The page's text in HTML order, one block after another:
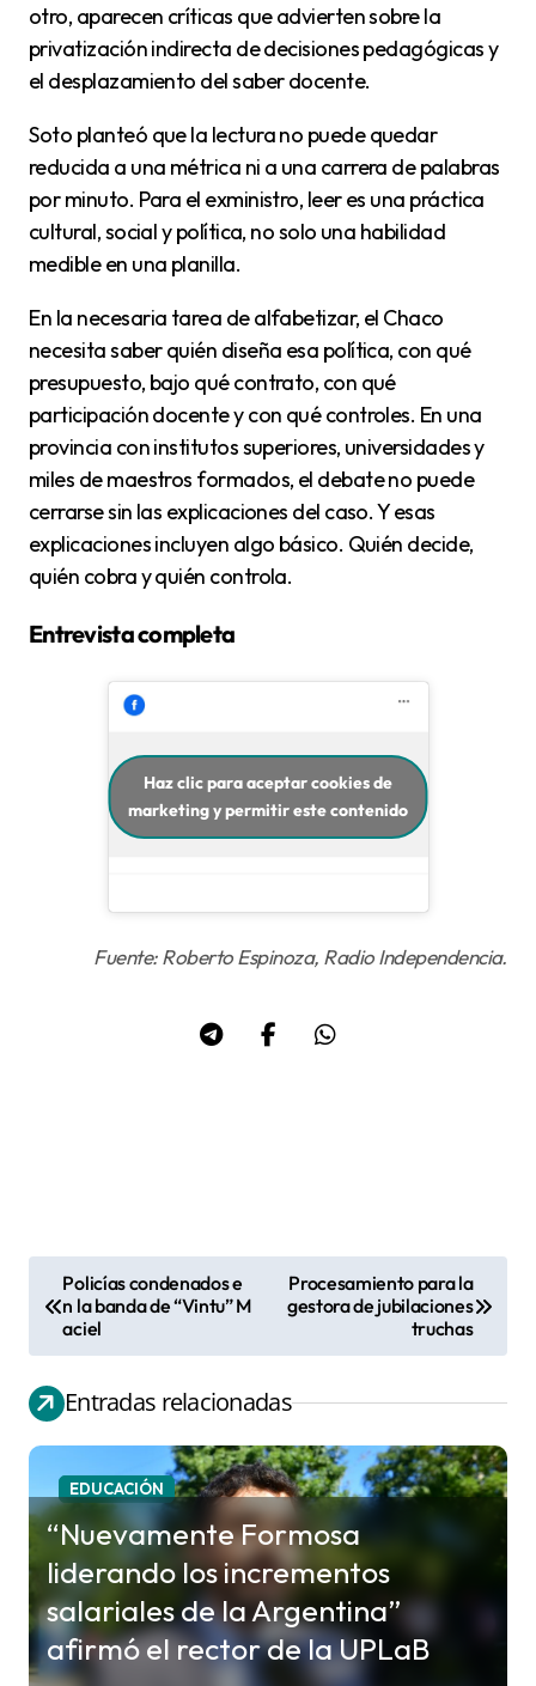
otro, aparecen críticas que advierten sobre la
privatización indirecta de decisiones pedagógicas y
el desplazamiento del saber docente.
Soto planteó que la lectura no puede quedar
reducida a una métrica ni a una carrera de palabras
por minuto. Para el exministro, leer es una práctica
cultural, social y política, no solo una habilidad
medible en una planilla.
En la necesaria tarea de alfabetizar, el Chaco
necesita saber quién diseña esa política, con qué
presupuesto, bajo qué contrato, con qué
participación docente y con qué controles. En una
provincia con institutos superiores, universidades y
miles de maestros formados, el debate no puede
cerrarse sin las explicaciones del caso. Y esas
explicaciones incluyen algo básico. Quién decide,
quién cobra y quién controla.
Entrevista completa
Haz clic para aceptar cookies de
marketing y permitir este contenido
Fuente: Roberto Espinoza, Radio Independencia.
N
e
g
c
i
ó
n
d
Policías condenados e
n la banda de “Vintu” M
aciel
Procesamiento para la
gestora de jubilaciones
truchas
Entradas relacionadas
EDUCACIÓN
“Nuevamente Formosa
liderando los incrementos
salariales de la Argentina”
afirmó el rector de la UPLaB